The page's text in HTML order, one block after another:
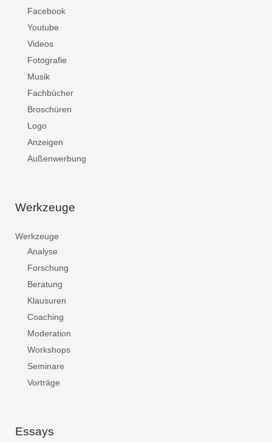
Facebook
Youtube
Videos
Fotografie
Musik
Fachbücher
Broschüren
Logo
Anzeigen
Außenwerbung
Werkzeuge
Werkzeuge
Analyse
Forschung
Beratung
Klausuren
Coaching
Moderation
Workshops
Seminare
Vorträge
Essays